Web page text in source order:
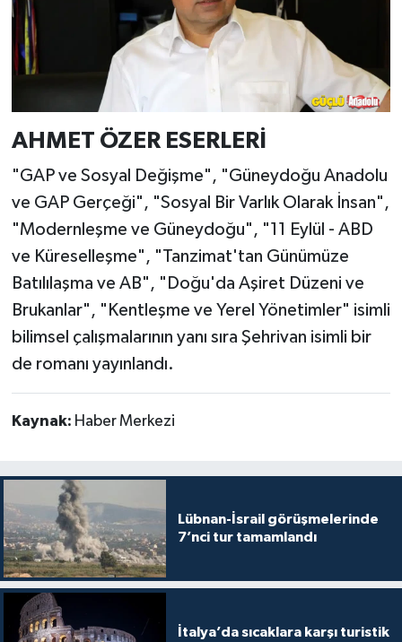
AHMET ÖZER ESERLERİ
"GAP ve Sosyal Değişme", "Güneydoğu Anadolu
ve GAP Gerçeği", "Sosyal Bir Varlık Olarak İnsan",
"Modernleşme ve Güneydoğu", "11 Eylül - ABD
ve Küreselleşme", "Tanzimat'tan Günümüze
Batılılaşma ve AB", "Doğu'da Aşiret Düzeni ve
Brukanlar", "Kentleşme ve Yerel Yönetimler" isimli
bilimsel çalışmalarının yanı sıra Şehrivan isimli bir
de romanı yayınlandı.
Kaynak: Haber Merkezi
Lübnan-İsrail görüşmelerinde
7’nci tur tamamlandı
İtalya’da sıcaklara karşı turistik